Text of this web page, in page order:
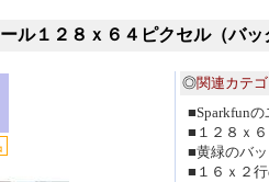
ル１２８ｘ６４ピクセル（バッ
◎関連カテゴ
■Sparkfun
■１２８ｘ
■黄緑のバ
■１６ｘ２